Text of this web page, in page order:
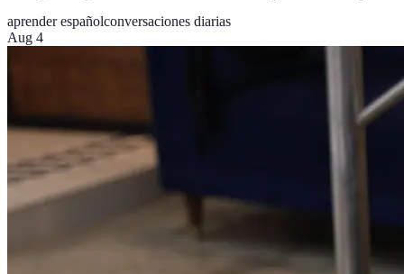
aprender españolconversaciones diarias
Aug 4